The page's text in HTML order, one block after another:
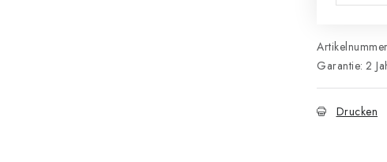
Garantie: 2
Drucken